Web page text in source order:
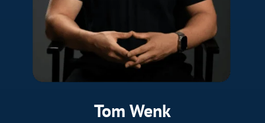
Tom Wenk